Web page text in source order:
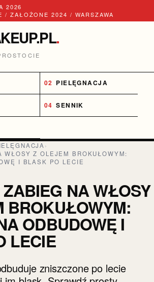
2026
/ ZAŁOŻONE 2024 / WARSZAWA
.
PIELĘGNACJA
SENNIK
›
WŁOSY Z OLEJEM BROKUŁOWYM:
I BLASK PO LECIE
NA WŁOSY
BROKUŁOWYM:
ODBUDOWĘ I
LECIE
zniszczone po lecie